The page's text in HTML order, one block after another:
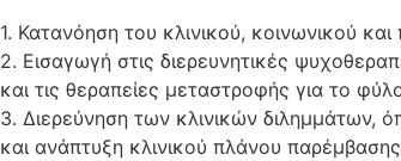
1. Κατανόηση του κλινικού, κοινωνικού και
2. Εισαγωγή στις διερευνητικές
και τις θεραπείες μεταστροφής για το
3. Διερεύνηση των κλινικών διλημμάτων,
και ανάπτυξη κλινικού πλάνου